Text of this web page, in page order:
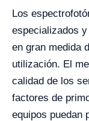
Los
especializados
en gran medida
utilización. El
calidad de los
factores de
equipos puedan